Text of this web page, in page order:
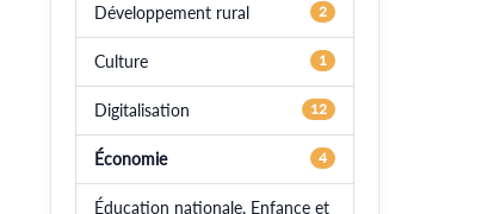
Développement rural
2
Culture 1
Digitalisation 12
Économie 4
Éducation nationale, Enfance et